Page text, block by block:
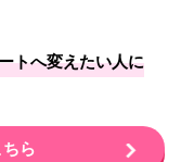
トへ変えたい人に
ら